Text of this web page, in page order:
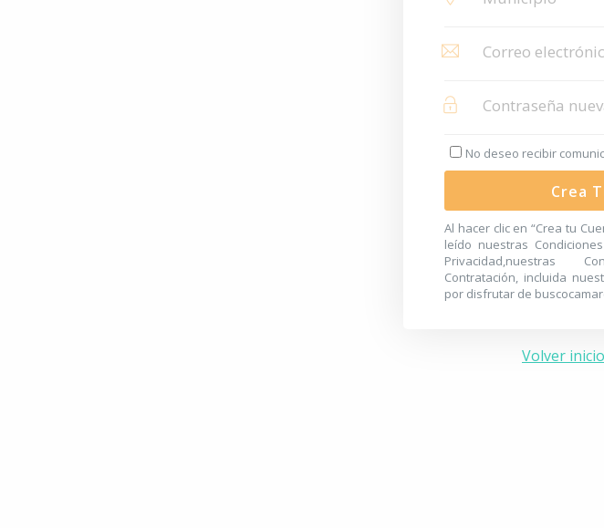
No deseo recibir
Crea
Al hacer clic en “Crea tu
leído nuestras
Privacidad,nuestras
Contratación, incluida
por disfrutar de
Volver inicio